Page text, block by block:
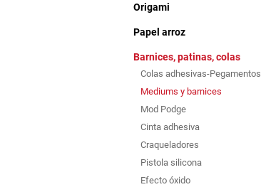
Origami
Papel arroz
Barnices, patinas, colas
Colas adhesivas-Pegamentos
Mediums y barnices
Mod Podge
Cinta adhesiva
Craqueladores
Pistola silicona
Efecto óxido